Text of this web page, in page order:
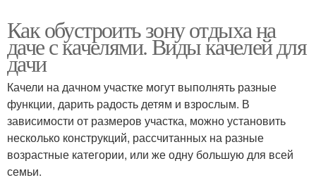
Как обустроить зону отдыха на
даче с качелями. Виды качелей для
дачи
Качели на дачном участке могут выполнять разные
функции, дарить радость детям и взрослым. В
зависимости от размеров участка, можно установить
несколько конструкций, рассчитанных на разные
возрастные категории, или же одну большую для всей
семьи.